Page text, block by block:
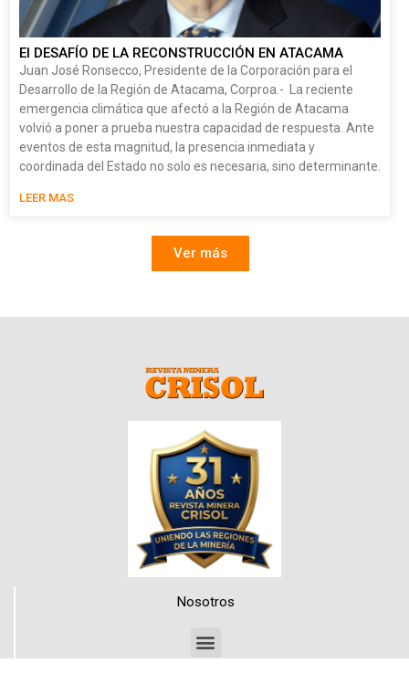
El DESAFÍO DE LA RECONSTRUCCIÓN EN ATACAMA
Juan José Ronsecco, Presidente de la Corporación para el
Desarrollo de la Región de Atacama, Corproa.- La reciente
emergencia climática que afectó a la Región de Atacama
volvió a poner a prueba nuestra capacidad de respuesta. Ante
eventos de esta magnitud, la presencia inmediata y
coordinada del Estado no solo es necesaria, sino determinante.
LEER MAS
Ver más
Nosotros